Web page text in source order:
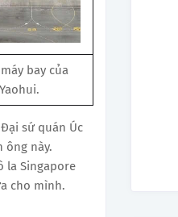
bay của
sứ quán Úc
ông này.
la Singapore
cho mình.